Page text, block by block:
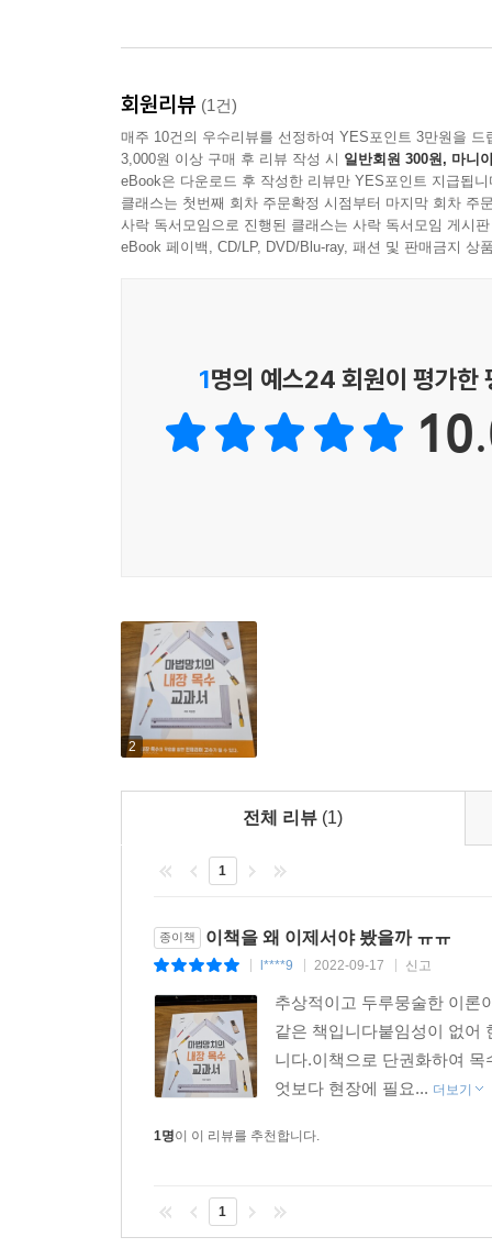
회원리뷰 (1건)
매주 10건의 우수리뷰를 선정하여 YES포인트 3만원을 드
3,000원 이상 구매 후 리뷰 작성 시 일반회원 300원, 마니
eBook은 다운로드 후 작성한 리뷰만 YES포인트 지급됩니
클래스는 첫번째 회차 주문확정 시점부터 마지막 회차 주
사락 독서모임으로 진행된 클래스는 사락 독서모임 게시
eBook 페이백, CD/LP, DVD/Blu-ray, 패션 및 판매금지 상
1명의 예스24 회원이 평가한
2
전체 리뷰 (1)
1
종이책 이책을 왜 이제서야 봤을까 ㅠㅠ
l****9 2022-09-17 신고
추상적이고 두루뭉술한 이론
같은 책입니다붙임성이 없어
니다.이책으로 단권화하여
엇보다 현장에 필요... 더보기
1명이 이 리뷰를 추천합니다.
1